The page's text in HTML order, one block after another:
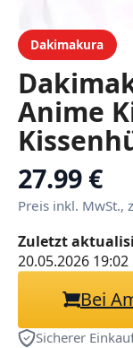
Dakimakura
Anime
Zero
27.99 €
Preis inkl. MwSt.,
Zuletzt
20.05.2026 19:02
Bei
Sicherer